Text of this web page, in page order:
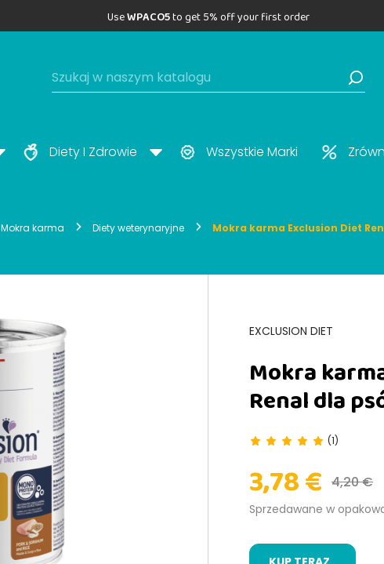
UseWPACO5to get 5% off your first order
Diety I Zdrowie Wszystkie Marki
Mokra karma Diety weterynaryjne Mokra karma Exclusion Diet
EXCLUSION DIET
Mokra
Renal dla
(1)
3,78 € 4,20 €
Sprzedawane w